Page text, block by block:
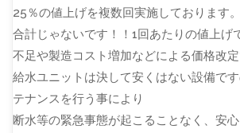
25％の値上げを複数回実施しております。
合計じゃないです！！1回あたりの値上げ
不足や製造コスト増加などによる価格改定
給水ユニットは決して安くはない設備で
テナンスを行う事により
断水等の緊急事態が起こることなく、安